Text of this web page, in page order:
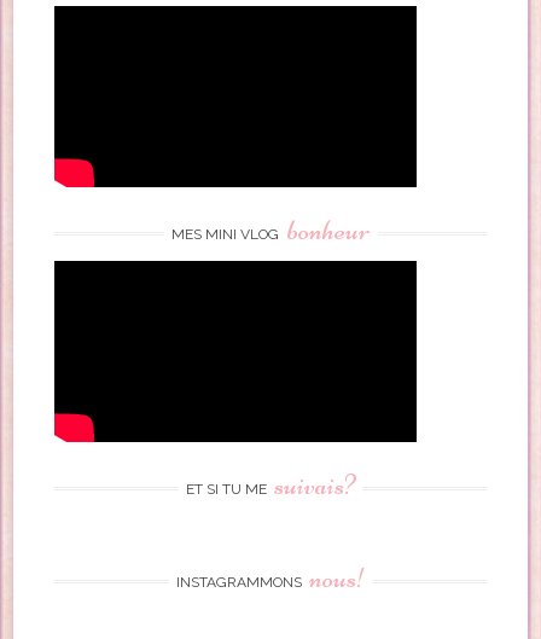
MES MINI VLOG bonheur
ET SI TU ME suivais?
INSTAGRAMMONS nous!